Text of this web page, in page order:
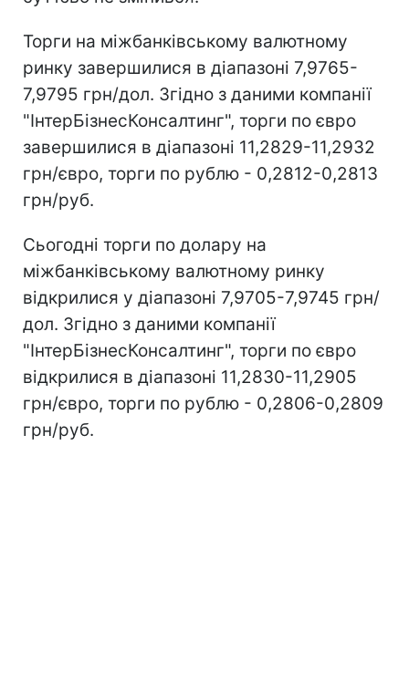
Торги на міжбанківському валютному
ринку завершилися в діапазоні 7,9765-
7,9795 грн/дол. Згідно з даними компанії
"ІнтерБізнесКонсалтинг", торги по євро
завершилися в діапазоні 11,2829-11,2932
грн/євро, торги по рублю - 0,2812-0,2813
грн/руб.
Сьогодні торги по долару на
міжбанківському валютному ринку
відкрилися у діапазоні 7,9705-7,9745 грн/
дол. Згідно з даними компанії
"ІнтерБізнесКонсалтинг", торги по євро
відкрилися в діапазоні 11,2830-11,2905
грн/євро, торги по рублю - 0,2806-0,2809
грн/руб.